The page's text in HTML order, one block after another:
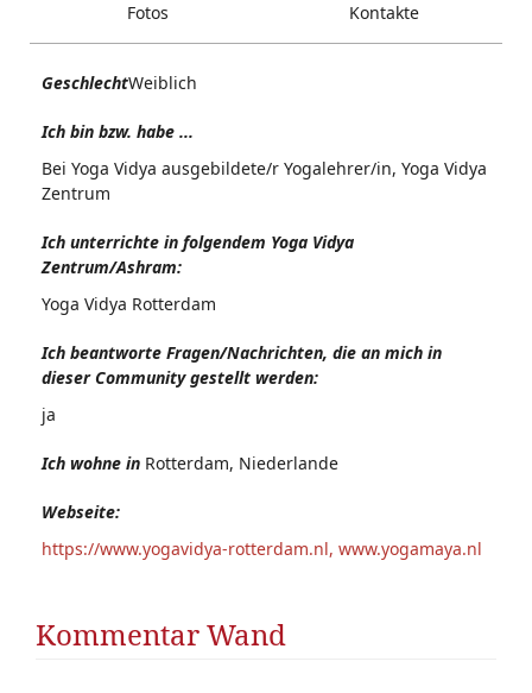
Fotos Kontakte
GeschlechtWeiblich
Ich bin bzw. habe ...
Bei Yoga Vidya ausgebildete/r Yogalehrer/in, Yoga Vidya
Zentrum
Ich unterrichte in folgendem Yoga Vidya
Zentrum/Ashram:
Yoga Vidya Rotterdam
Ich beantworte Fragen/Nachrichten, die an mich in
dieser Community gestellt werden:
ja
Ich wohne in Rotterdam, Niederlande
Webseite:
https://www.yogavidya-rotterdam.nl, www.yogamaya.nl
Kommentar Wand